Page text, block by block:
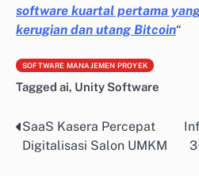
software kuartal pertama
kerugian dan utang Bitcoin“
SOFTWARE MANAJEMEN PROYEK
Tagged ai, Unity Software
Post
navigation
SaaS Kasera Percepat
Digitalisasi Salon UMKM